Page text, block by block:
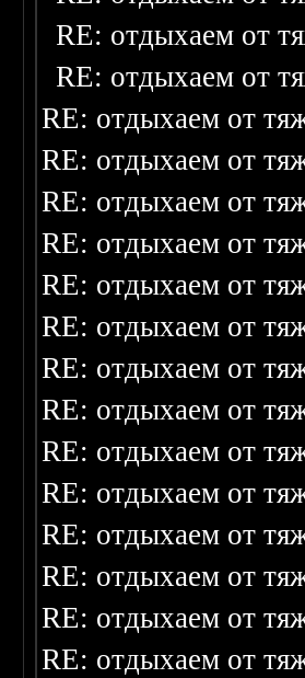
RE: отдыхаем от
RE: отдыхаем от
RE: отдыхаем от
RE: отдыхаем от
RE: отдыхаем от
RE: отдыхаем от
RE: отдыхаем от
RE: отдыхаем от
RE: отдыхаем от
RE: отдыхаем от
RE: отдыхаем от
RE: отдыхаем от
RE: отдыхаем от
RE: отдыхаем от
RE: отдыхаем от
RE: отдыхаем от